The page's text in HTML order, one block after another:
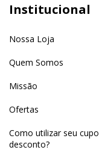
Institucional
Nossa Loja
Quem Somos
Missão
Ofertas
Como utilizar seu
desconto?